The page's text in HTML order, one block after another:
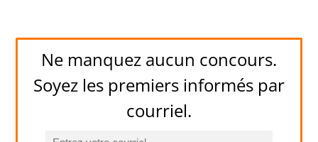
Ne manquez aucun concours.
Soyez les premiers informés par
courriel.